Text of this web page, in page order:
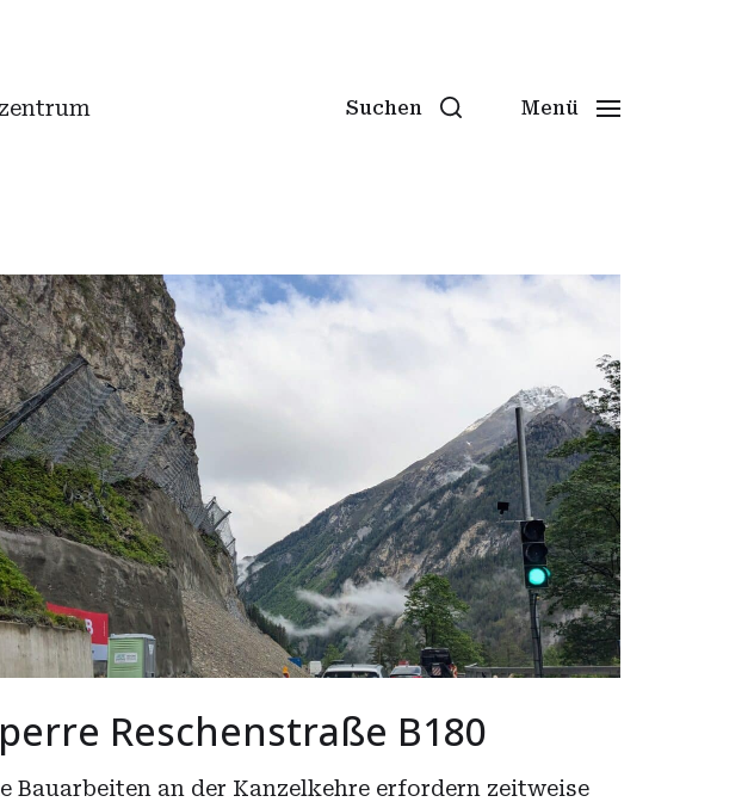
Suchen Menü
Reschenstraße B180
Bauarbeiten an der Kanzelkehre erfordern zeitweise